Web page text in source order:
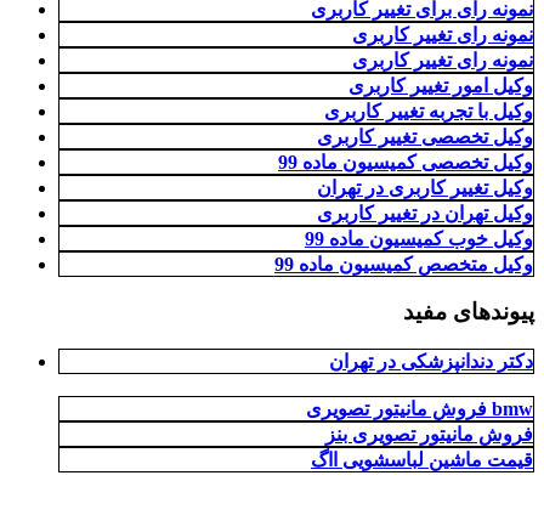
نمونه رای برای تغییر کاربری
نمونه رای تغییر کاربری
نمونه رای تغییر کاربری
وکیل امور تغییر کاربری
وکیل با تجربه تغییر کاربری
وکیل تخصصی تغییر کاربری
وکیل تخصصی کمیسیون ماده 99
وکیل تغییر کاربری در تهران
وکیل تهران در تغییر کاربری
وکیل خوب کمیسیون ماده 99
وکیل متخصص کمیسیون ماده 99
پیوندهای مفید
دکتر دندانپزشکی در تهران
فروش مانیتور تصویری bmw
فروش مانیتور تصویری بنز
قیمت ماشین لباسشویی ااگ